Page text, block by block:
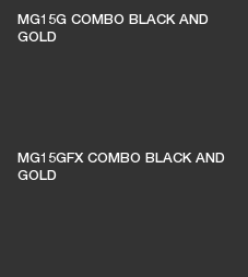
MG15G COMBO BLACK AND
GOLD
MÚSICA
MG15GFX COMBO BLACK AND
GOLD